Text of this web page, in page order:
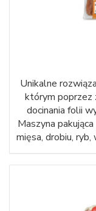
Unikalne
którym poprzez
docinania folii
Maszyna
mięsa, drobiu,